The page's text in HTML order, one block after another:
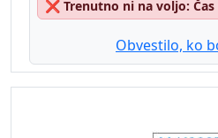
❌ Trenutno ni na voljo:
Obvestilo, ko